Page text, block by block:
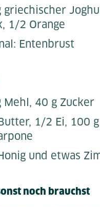
griechischer
1/2 Orange
Entenbrust
Mehl, 40 g Zucker
1/2 Ei, 100 g
und etwas
noch brauchst